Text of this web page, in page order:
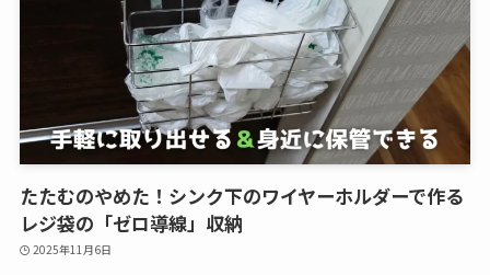
たたむのやめた！シンク下のワイヤーホルダーで作る
レジ袋の「ゼロ導線」収納
2025年11月6日